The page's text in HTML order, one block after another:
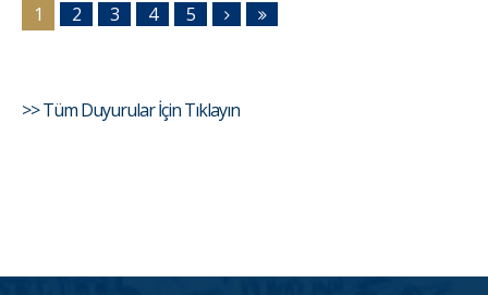
1 2 3 4 5
>> Tüm Duyurular İçin Tıklayın